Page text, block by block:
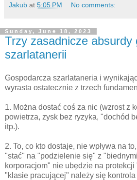
Jakub at 5:05 PM No comments:
Sunday, June 18, 2023
Trzy zasadnicze absurdy
szarlatanerii
Gospodarcza szarlataneria i
wyrasta ostatecznie z trzech
1. Można dostać coś za nic (wzrost z
powietrza, zysk bez ryzyka, "dochód
itp.).
2. To, co kto dostaje, nie wpływa na
"stać" na "podzielenie się" z
korporacjom" nie ubędzie na protekcji
"klasie pracującej" należy się